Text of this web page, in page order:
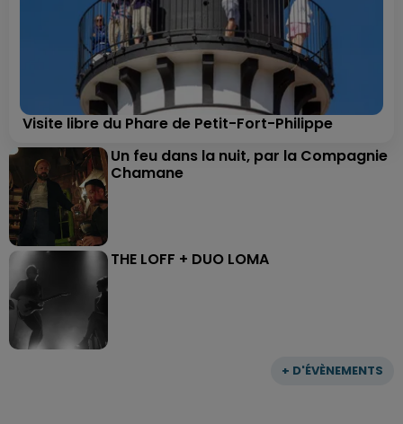
+ D'ÉVÈNEMENTS
Visite libre du Phare de Petit-Fort-Philippe
Un feu dans la nuit, par la Compagnie
Chamane
THE LOFF + DUO LOMA